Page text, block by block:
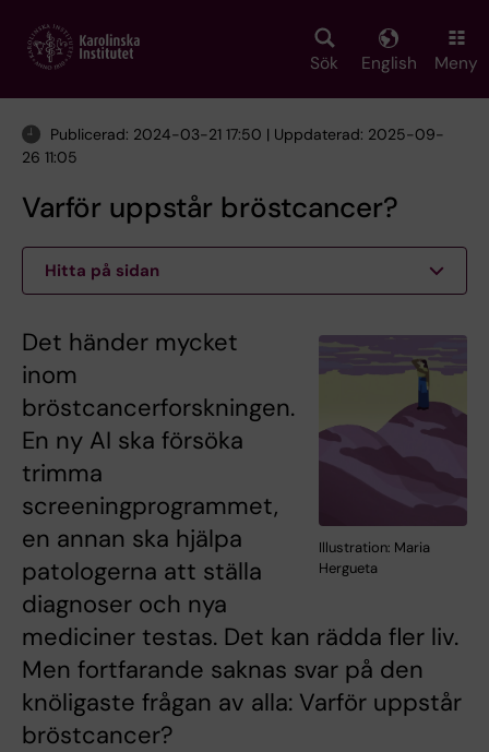
main
Sök English Meny
Publicerad: 2024-03-21 17:50 | Uppdaterad: 2025-09-
26 11:05
Varför uppstår bröstcancer?
Hitta på sidan
Illustration: Maria
Hergueta
Det händer mycket
inom
bröstcancerforskningen.
En ny AI ska försöka
trimma
screeningprogrammet,
en annan ska hjälpa
patologerna att ställa
diagnoser och nya
mediciner testas. Det kan rädda fler liv.
Men fortfarande saknas svar på den
knöligaste frågan av alla: Varför uppstår
bröstcancer?